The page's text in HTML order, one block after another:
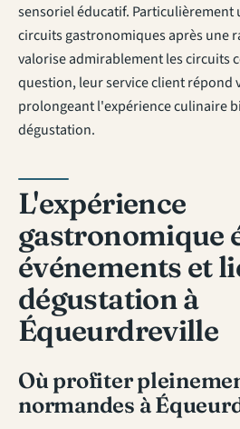
sensoriel éducatif. Particulièrement
circuits gastronomiquesaprès une
valorise admirablement les circuits
question, leur service client répond
prolongeant l'expérience culinaire
dégustation.
L'expérience
gastronomique
événements et
dégustation à
Équeurdreville
Où profiter
normandes à